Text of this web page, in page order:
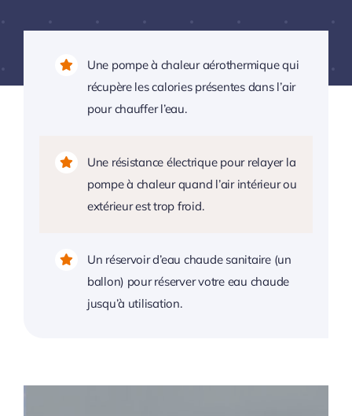
Une pompe à chaleur aérothermique qui
récupère les calories présentes dans l’air
pour chauffer l’eau.
Une résistance électrique pour relayer la
pompe à chaleur quand l’air intérieur ou
extérieur est trop froid.
Un réservoir d’eau chaude sanitaire (un
ballon) pour réserver votre eau chaude
jusqu’à utilisation.